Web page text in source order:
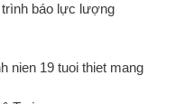
báo lực lượng